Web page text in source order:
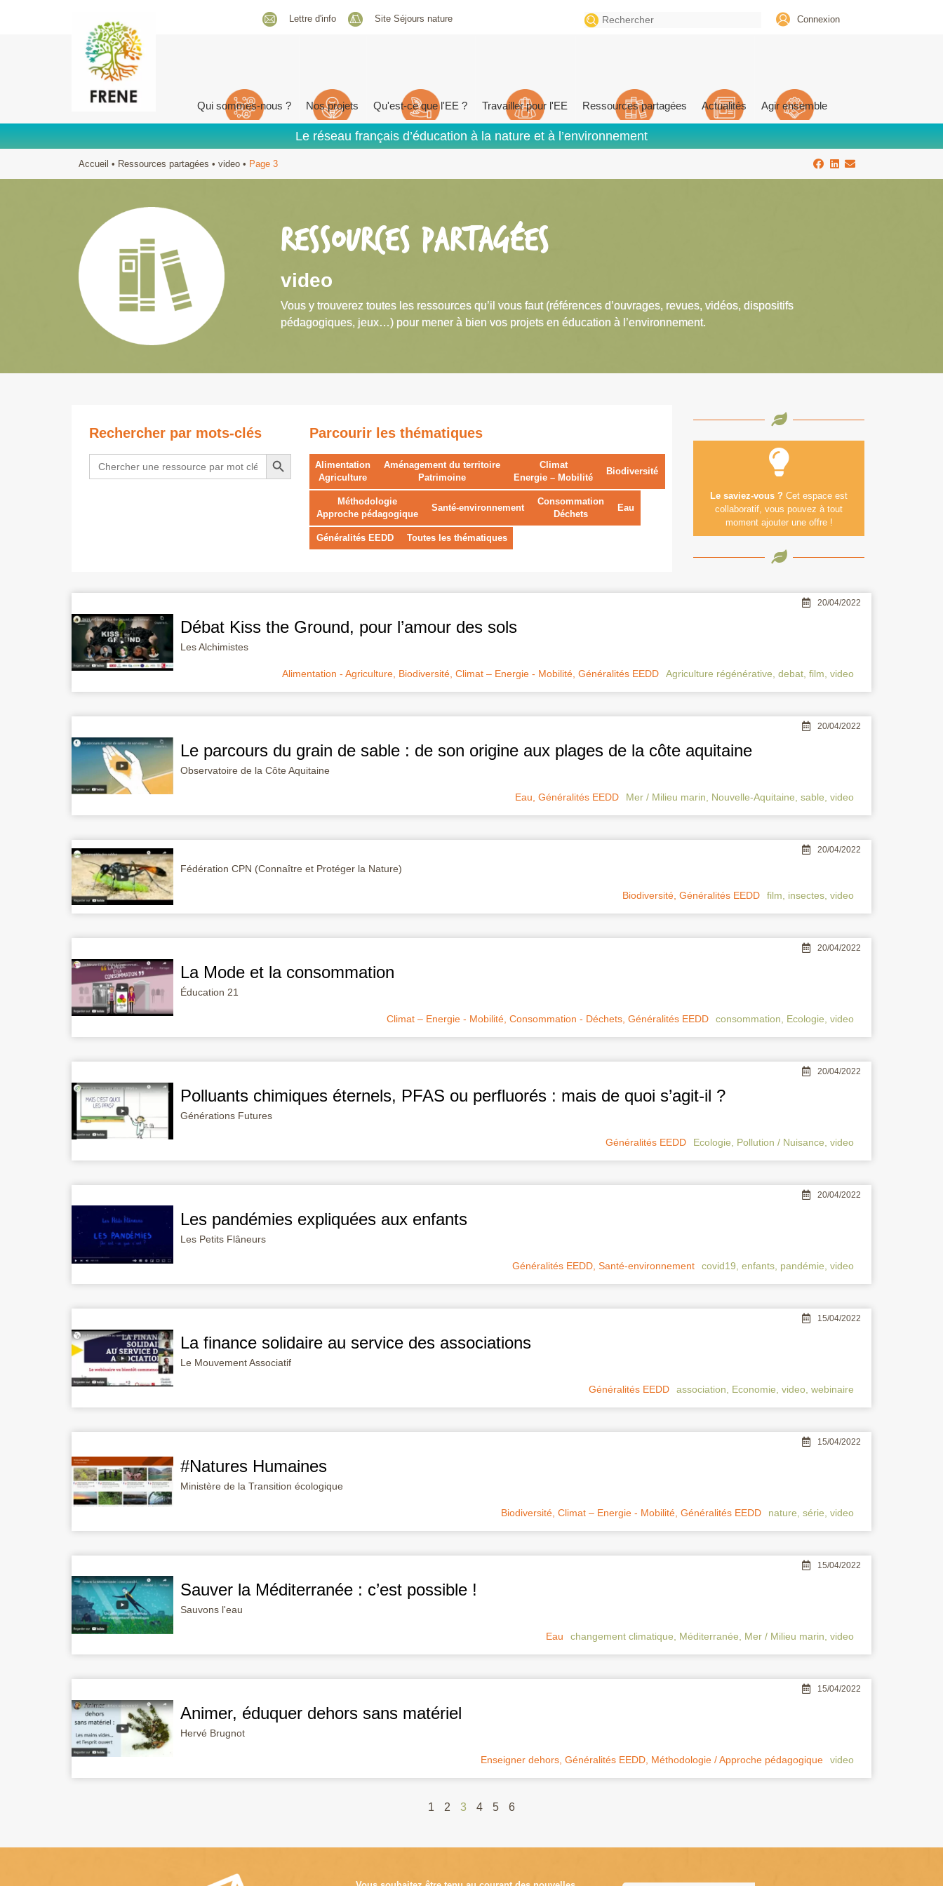
Lettre d'info Site Séjours nature
Search
for:
Connexion
Qui sommes-nous ? Nos projets Qu'est-ce que l'EE ? Travailler pour l'EE Ressources partagées Actualités Agir ensemble
Le réseau français d’éducation à la nature et à l’environnement
Accueil • Ressources partagées • video • Page 3
RESSOURCES PARTAGÉES
video
Vous y trouverez toutes les ressources qu’il vous faut (références d’ouvrages, revues, vidéos, dispositifs
pédagogiques, jeux…) pour mener à bien vos projets en éducation à l’environnement.
Rechercher par mots-clés
Search
for:
Search Button
Parcourir les thématiques
Alimentation
Agriculture
Aménagement du territoire
Patrimoine
Climat
Energie – Mobilité
Biodiversité
Méthodologie
Approche pédagogique
Santé-environnement
Consommation
Déchets
Eau
Généralités EEDD Toutes les thématiques
Le saviez-vous ?Cet espace est
collaboratif, vous pouvez à tout
moment ajouter une offre !
20/04/2022
Débat Kiss the Ground, pour l’amour des sols
Les Alchimistes
Alimentation - Agriculture, Biodiversité, Climat – Energie - Mobilité, Généralités EEDD Agriculture régénérative debat, film video
20/04/2022
Le parcours du grain de sable : de son origine aux plages de la côte aquitaine
Observatoire de la Côte Aquitaine
Eau Généralités EEDD Mer / Milieu marin Nouvelle-Aquitaine sable video
20/04/2022
Fédération CPN (Connaître et Protéger la Nature)
Biodiversité, Généralités EEDD film insectes, video
20/04/2022
La Mode et la consommation
Éducation 21
Climat – Energie - Mobilité, Consommation - Déchets, Généralités EEDD consommation Ecologie video
20/04/2022
Polluants chimiques éternels, PFAS ou perfluorés : mais de quoi s’agit-il ?
Générations Futures
Généralités EEDD Ecologie Pollution / Nuisance video
20/04/2022
Les pandémies expliquées aux enfants
Les Petits Flâneurs
Généralités EEDD, Santé-environnement covid19 enfants, pandémie video
15/04/2022
La finance solidaire au service des associations
Le Mouvement Associatif
Généralités EEDD association Economie video, webinaire
15/04/2022
#Natures Humaines
Ministère de la Transition écologique
Biodiversité, Climat – Energie - Mobilité, Généralités EEDD nature série video
15/04/2022
Sauver la Méditerranée : c’est possible !
Sauvons l'eau
Eau changement climatique Méditerranée Mer / Milieu marin video
15/04/2022
Animer, éduquer dehors sans matériel
Hervé Brugnot
Enseigner dehors, Généralités EEDD, Méthodologie / Approche pédagogique video
1 2 3 4 5 6